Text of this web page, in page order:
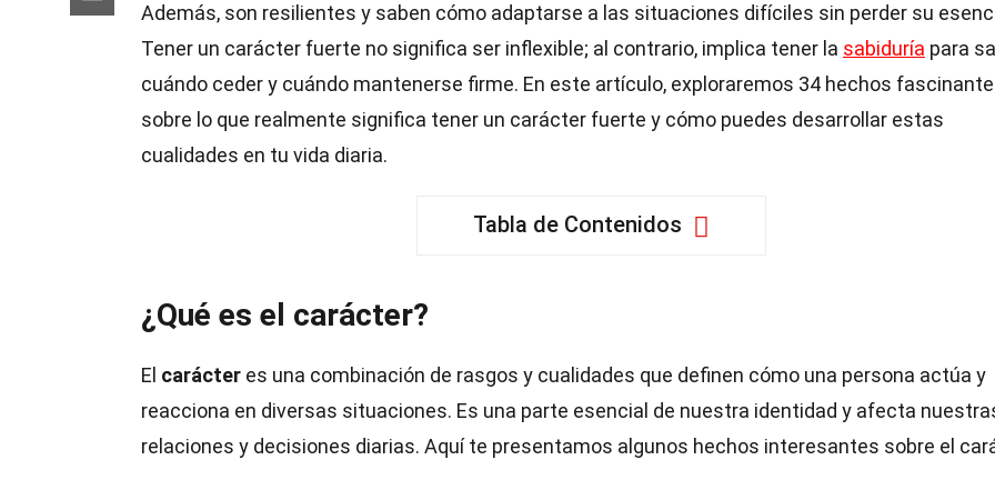
Además, son resilientes y saben cómo adaptarse a las situaciones difíciles sin perder su
Tener un carácter fuerte no significa ser inflexible; al contrario, implica tener la sabiduría para
cuándo ceder y cuándo mantenerse firme. En este artículo, exploraremos 34 hechos
sobre lo que realmente significa tener un carácter fuerte y cómo puedes desarrollar estas
cualidades en tu vida diaria.
Tabla de Contenidos
¿Qué es el carácter?
El carácter es una combinación de rasgos y cualidades que definen cómo una persona actúa y
reacciona en diversas situaciones. Es una parte esencial de nuestra identidad y afecta
relaciones y decisiones diarias. Aquí te presentamos algunos hechos interesantes sobre el